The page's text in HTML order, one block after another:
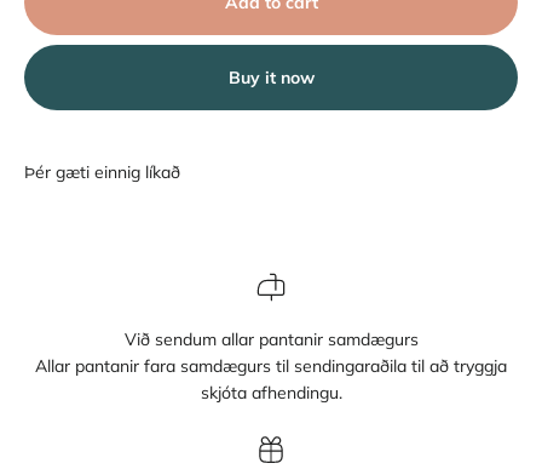
Buy it now
Við sendum allar pantanir samdægurs
Allar pantanir fara samdægurs til sendingaraðila til að tryggja
skjóta afhendingu.